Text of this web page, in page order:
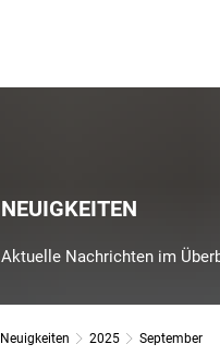
NEUIGKEITEN
Aktuelle Nachrichten im
Neuigkeiten 2025
September